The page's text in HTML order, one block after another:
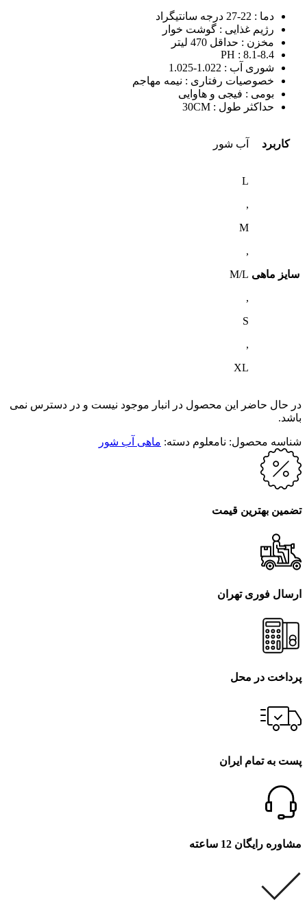
دما : 22-27 درجه سانتیگراد
رژیم غذایی : گوشت خوار
مخزن : حداقل 470 لیتر
PH : 8.1-8.4
شوری آب : 1.022-1.025
خصوصیات رفتاری : نیمه مهاجم
بومی : فیجی و هاوایی
حداکثر طول : 30CM
کاربرد آب شور
سایز ماهی
L
,
M
,
M/L
,
S
,
XL
در حال حاضر این محصول در انبار موجود نیست و در دسترس نمی
باشد.
شناسه محصول: نامعلوم دسته: ماهی آب شور
تضمین بهترین قیمت
ارسال فوری تهران
پرداخت در محل
پست به تمام ایران
مشاوره رایگان 12 ساعته